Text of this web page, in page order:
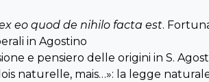
eo quod de nihilo facta est.
in Agostino
e pensiero delle origini in S.
naturelle, mais…»: la legge